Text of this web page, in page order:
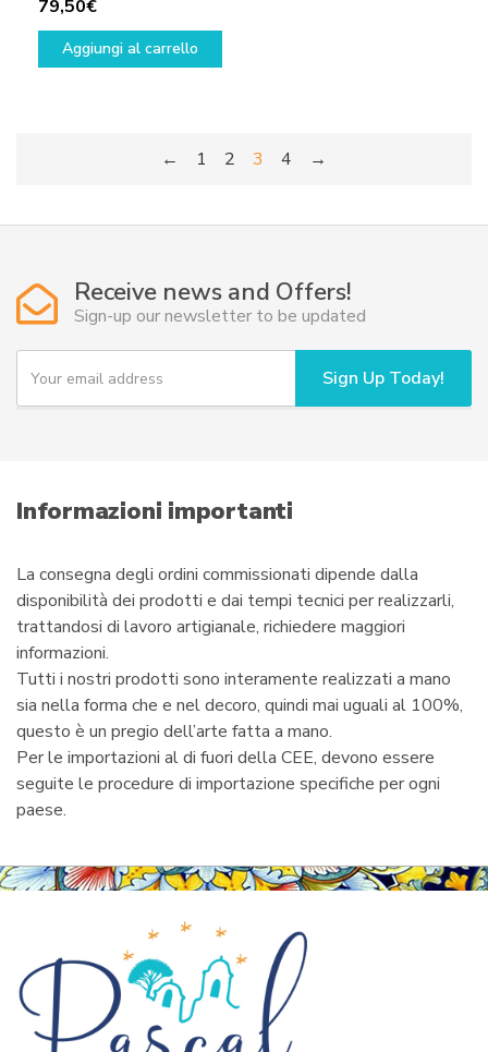
79,50€
Aggiungi al carrello
← 1 2 3 4 →
Receive news and Offers!
Sign-up our newsletter to be updated
Y
u
i
l
Sign Up Today!
Informazioni importanti
La consegna degli ordini commissionati dipende dalla
disponibilità dei prodotti e dai tempi tecnici per realizzarli,
trattandosi di lavoro artigianale, richiedere maggiori
informazioni.
Tutti i nostri prodotti sono interamente realizzati a mano
sia nella forma che e nel decoro, quindi mai uguali al 100%,
questo è un pregio dell’arte fatta a mano.
Per le importazioni al di fuori della CEE, devono essere
seguite le procedure di importazione specifiche per ogni
paese.